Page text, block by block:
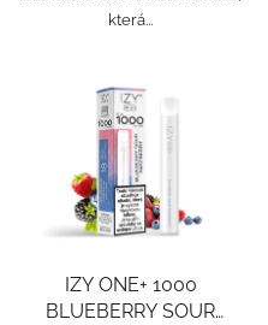
která...
IZY ONE+ 1000
BLUEBERRY SOUR